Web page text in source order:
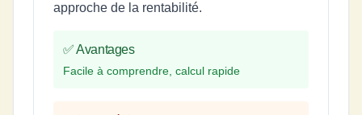
approche de la rentabilité.
✅ Avantages
Facile à comprendre, calcul rapide